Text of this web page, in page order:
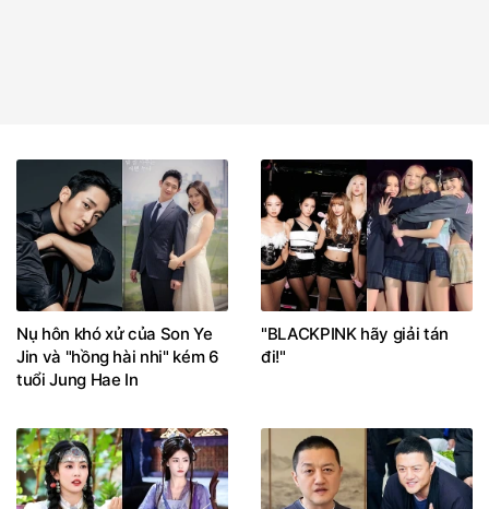
Nụ hôn khó xử của Son Ye
Jin và "hồng hài nhi" kém 6
tuổi Jung Hae In
"BLACKPINK hãy giải tán
đi!"